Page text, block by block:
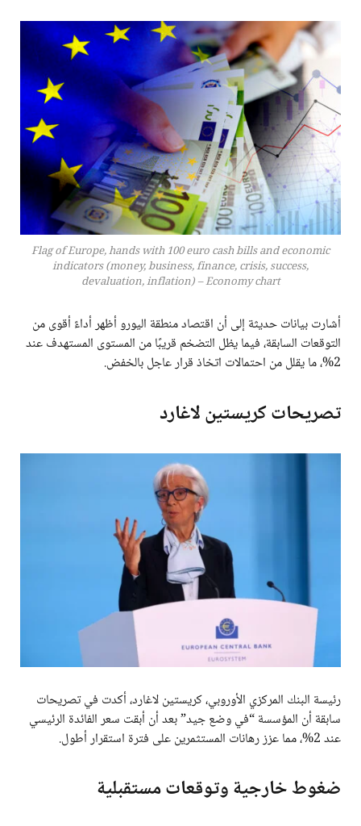
Flag of Europe, hands with 100 euro cash bills and economic
indicators (money, business, finance, crisis, success,
devaluation, inflation) – Economy chart
أشارت بيانات حديثة إلى أن اقتصاد منطقة اليورو أظهر أداءً أقوى من
التوقعات السابقة، فيما يظل التضخم قريبًا من المستوى المستهدف عند
2%، ما يقلل من احتمالات اتخاذ قرار عاجل بالخفض.
تصريحات كريستين لاغارد
رئيسة البنك المركزي الأوروبي، كريستين لاغارد، أكدت في تصريحات
سابقة أن المؤسسة “في وضع جيد” بعد أن أبقت سعر الفائدة الرئيسي
عند 2%، مما عزز رهانات المستثمرين على فترة استقرار أطول.
ضغوط خارجية وتوقعات مستقبلية